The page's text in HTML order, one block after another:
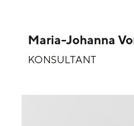
Maria-Johanna
KONSULTANT